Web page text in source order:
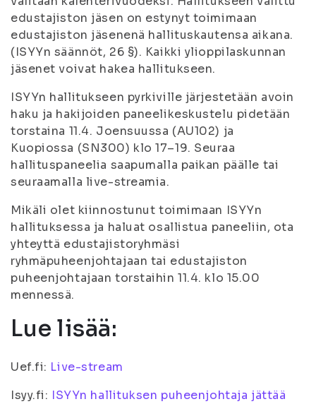
edustajiston jäsen on estynyt toimimaan
edustajiston jäsenenä hallituskautensa aikana.
(ISYYn säännöt, 26 §). Kaikki ylioppilaskunnan
jäsenet voivat hakea hallitukseen.
ISYYn hallitukseen pyrkiville järjestetään avoin
haku ja hakijoiden paneelikeskustelu pidetään
torstaina 11.4. Joensuussa (AU102) ja
Kuopiossa (SN300) klo 17–19. Seuraa
hallituspaneelia saapumalla paikan päälle tai
seuraamalla live-streamia.
Mikäli olet kiinnostunut toimimaan ISYYn
hallituksessa ja haluat osallistua paneeliin, ota
yhteyttä edustajistoryhmäsi
ryhmäpuheenjohtajaan tai edustajiston
puheenjohtajaan torstaihin 11.4. klo 15.00
mennessä.
Lue lisää:
Uef.fi: Live-stream
Isyy.fi: ISYYn hallituksen puheenjohtaja jättää